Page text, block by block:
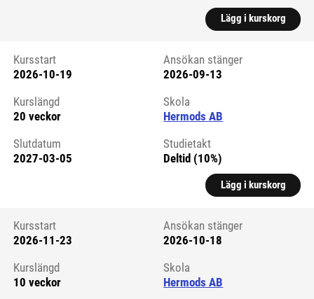
Lägg i kurskorg
Kursstart 6326839
Kursstart
2026-10-19
Ansökan stänger
2026-09-13
Kurslängd
20 veckor
Skola
Hermods AB
Slutdatum
2027-03-05
Studietakt
Deltid (10%)
Lägg i kurskorg
Kursstart 6326840
Kursstart
2026-11-23
Ansökan stänger
2026-10-18
Kurslängd
10 veckor
Skola
Hermods AB